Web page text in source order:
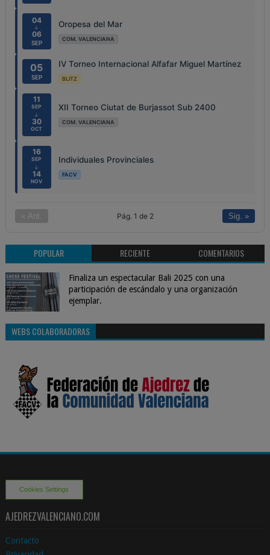
04
↓
06
SEP
Oropesa del Mar
COM. VALENCIANA
05
SEP
IV Torneo Internacional Alfafar Miguel Martínez
BLITZ
11
SEP
↓
30
OCT
XII Torneo Ciutat de Burjassot Sub 2400
COM. VALENCIANA
16
SEP
↓
14
NOV
Individuales Provinciales
FACV
« Ant. Pág. 1 de 2 Sig. »
POPULAR RECIENTE COMENTARIOS
Finaliza un espectacular Bali 2025 con una
participación de escándalo y una organización
ejemplar.
WEBS COLABORADORAS
Cookies Settings
AJEDREZVALENCIANO.COM
Contacto